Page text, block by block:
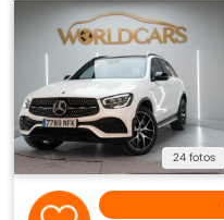
24 fotos